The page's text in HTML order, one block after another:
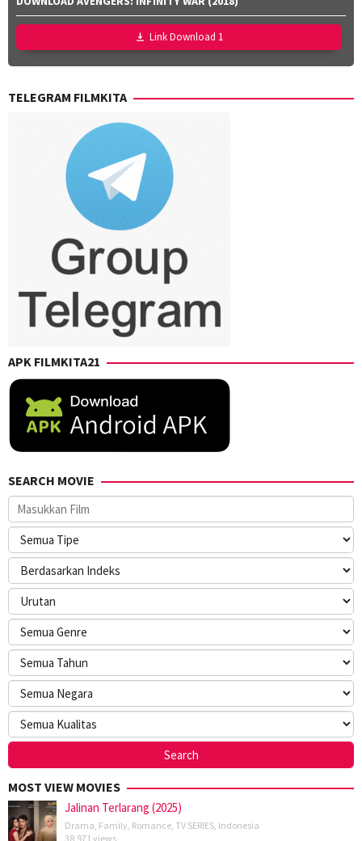
Williams,
Jan
Zalar,
John
Phil
Sheila
Waldron
Link Download 1
TELEGRAM FILMKITA
APK FILMKITA21
SEARCH MOVIE
MOST VIEW MOVIES
Jalinan Terlarang (2025)
Drama Family Romance TV SERIES Indonesia
38,971 views